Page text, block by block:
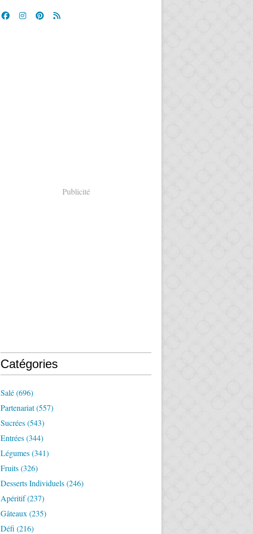
Publicité
Catégories
Salé(696)
Partenariat(557)
Sucrées(543)
Entrées(344)
Légumes(341)
Fruits(326)
Desserts Individuels(246)
Apéritif(237)
Gâteaux (235)
Défi (216)